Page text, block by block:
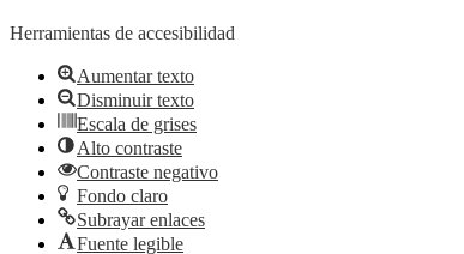
Herramientas de accesibilidad
Aumentar texto
Disminuir texto
Escala de grises
Alto contraste
Contraste negativo
Fondo claro
Subrayar enlaces
Fuente legible